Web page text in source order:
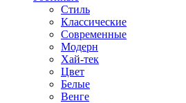
Стиль
Классические
Современные
Модерн
Хай-тек
Цвет
Белые
Венге